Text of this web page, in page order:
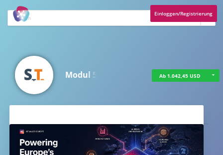
Einloggen/Registrierung
Modul 5 Ab 1.042,45 USD